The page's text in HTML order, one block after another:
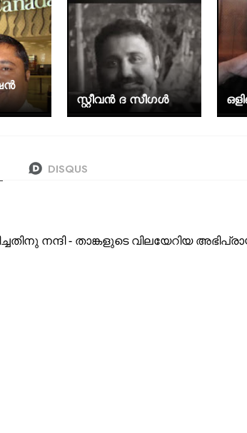
സ്റ്റീവൻ ദ സീഗൾ
നന്ദി - താങ്കളുടെ വിലയേറിയ